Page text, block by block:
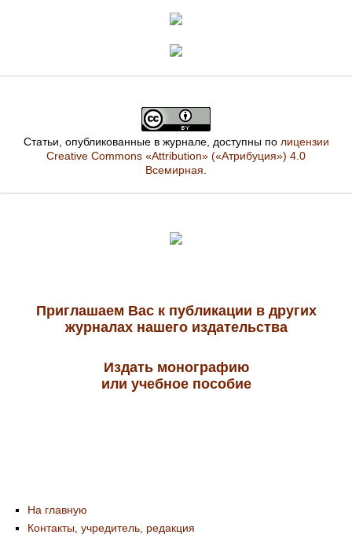
Статьи, опубликованные в журнале, доступны по лицензии
Creative Commons «Attribution» («Атрибуция») 4.0
Всемирная
Приглашаем Вас к публикации в других
журналах нашего издательства
Издать монографию
или учебное пособие
На главную
Контакты, учредитель, редакция